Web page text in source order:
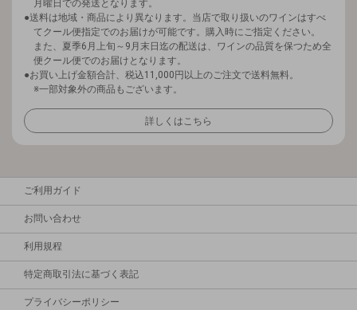
月曜日での発送となります。
送料は地域・商品により異なります。当店で取り扱いのワインはすべ
てクール便指定でのお届けが可能です。購入時にご指定ください。
また、夏季6月上旬～9月末日迄の配送は、ワインの品質を保つため全
便クール便でのお届けとなります。
お買い上げ金額合計、税込11,000円以上のご注文で送料無料。
※一部対象外の商品もございます。
詳しくはこちら
ご利用ガイド
お問い合わせ
利用規程
特定商取引法に基づく表記
プライバシーポリシー